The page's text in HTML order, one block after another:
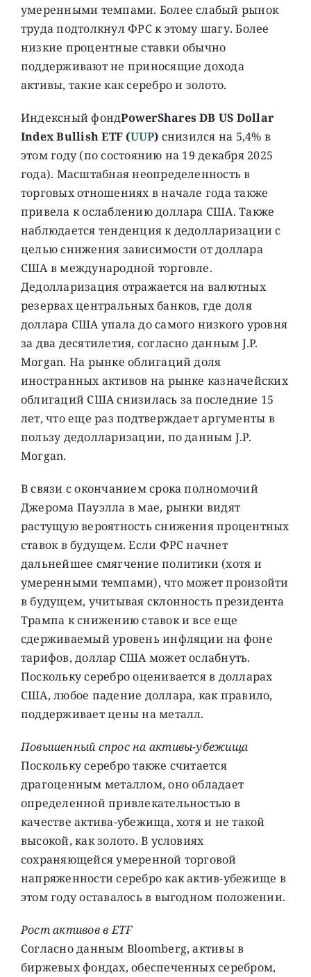
умеренными темпами. Более слабый рынок
труда подтолкнул ФРС к этому шагу. Более
низкие процентные ставки обычно
поддерживают не приносящие дохода
активы, такие как серебро и золото.
Индексный фондPowerShares DB US Dollar
Index Bullish ETF (UUP) снизился на 5,4% в
этом году (по состоянию на 19 декабря 2025
года). Масштабная неопределенность в
торговых отношениях в начале года также
привела к ослаблению доллара США. Также
наблюдается тенденция к дедолларизации с
целью снижения зависимости от доллара
США в международной торговле.
Дедолларизация отражается на валютных
резервах центральных банков, где доля
доллара США упала до самого низкого уровня
за два десятилетия, согласно данным J.P.
Morgan. На рынке облигаций доля
иностранных активов на рынке казначейских
облигаций США снизилась за последние 15
лет, что еще раз подтверждает аргументы в
пользу дедолларизации, по данным J.P.
Morgan.
В связи с окончанием срока полномочий
Джерома Пауэлла в мае, рынки видят
растущую вероятность снижения процентных
ставок в будущем. Если ФРС начнет
дальнейшее смягчение политики (хотя и
умеренными темпами), что может произойти
в будущем, учитывая склонность президента
Трампа к снижению ставок и все еще
сдерживаемый уровень инфляции на фоне
тарифов, доллар США может ослабнуть.
Поскольку серебро оценивается в долларах
США, любое падение доллара, как правило,
поддерживает цены на металл.
Повышенный спрос на активы-убежища
Поскольку серебро также считается
драгоценным металлом, оно обладает
определенной привлекательностью в
качестве актива-убежища, хотя и не такой
высокой, как золото. В условиях
сохраняющейся умеренной торговой
напряженности серебро как актив-убежище в
этом году оставалось в выгодном положении.
Рост активов в ETF
Согласно данным Bloomberg, активы в
биржевых фондах, обеспеченных серебром,